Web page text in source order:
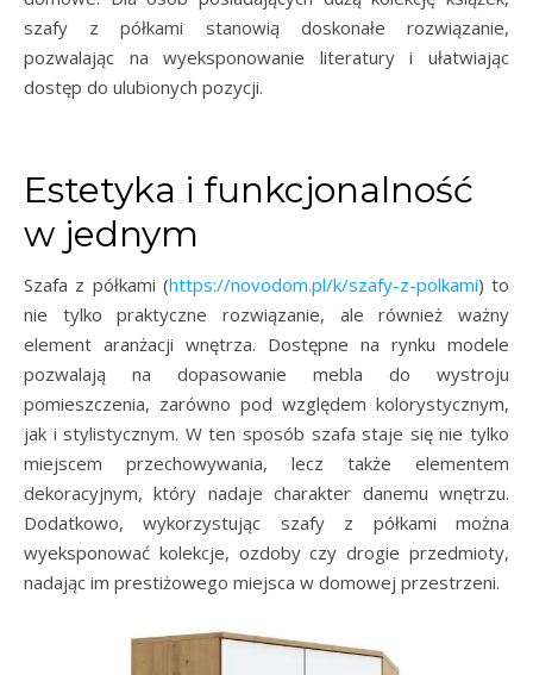
szafy z półkami stanowią doskonałe rozwiązanie,
pozwalając na wyeksponowanie literatury i ułatwiając
dostęp do ulubionych pozycji.
Estetyka i funkcjonalność
w jednym
Szafa z półkami (https://novodom.pl/k/szafy-z-polkami) to
nie tylko praktyczne rozwiązanie, ale również ważny
element aranżacji wnętrza. Dostępne na rynku modele
pozwalają na dopasowanie mebla do wystroju
pomieszczenia, zarówno pod względem kolorystycznym,
jak i stylistycznym. W ten sposób szafa staje się nie tylko
miejscem przechowywania, lecz także elementem
dekoracyjnym, który nadaje charakter danemu wnętrzu.
Dodatkowo, wykorzystując szafy z półkami można
wyeksponować kolekcje, ozdoby czy drogie przedmioty,
nadając im prestiżowego miejsca w domowej przestrzeni.